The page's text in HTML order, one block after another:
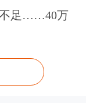
的全球扩
，三星SDI
足……40万